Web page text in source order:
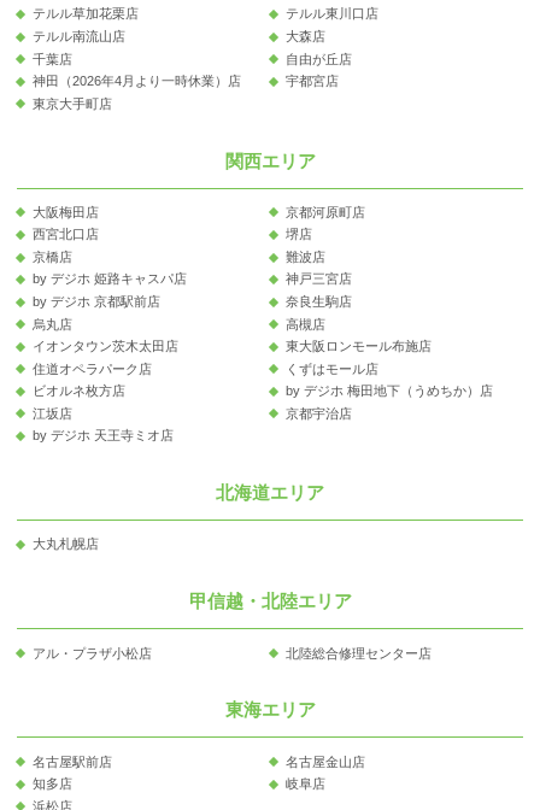
テルル草加花栗店
テルル東川口店
テルル南流山店
大森店
千葉店
自由が丘店
神田（2026年4月より一時休業）店
宇都宮店
東京大手町店
関西エリア
大阪梅田店
京都河原町店
西宮北口店
堺店
京橋店
難波店
by デジホ 姫路キャスパ店
神戸三宮店
by デジホ 京都駅前店
奈良生駒店
烏丸店
高槻店
イオンタウン茨木太田店
東大阪ロンモール布施店
住道オペラパーク店
くずはモール店
ビオルネ枚方店
by デジホ 梅田地下（うめちか）店
江坂店
京都宇治店
by デジホ 天王寺ミオ店
北海道エリア
大丸札幌店
甲信越・北陸エリア
アル・プラザ小松店 北陸総合修理センター店
東海エリア
名古屋駅前店
名古屋金山店
知多店
岐阜店
浜松店